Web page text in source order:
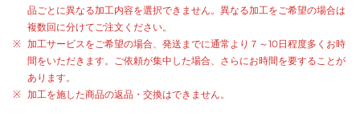
品ごとに異なる加工内容を選択できません。異なる加工をご希望の場合は
複数回に分けてご注文ください。
加工サービスをご希望の場合、発送までに通常より ７～10日程度多くお時
間をいただきます。ご依頼が集中した場合、さらにお時間を要することが
あります。
加工を施した商品の返品・交換はできません。